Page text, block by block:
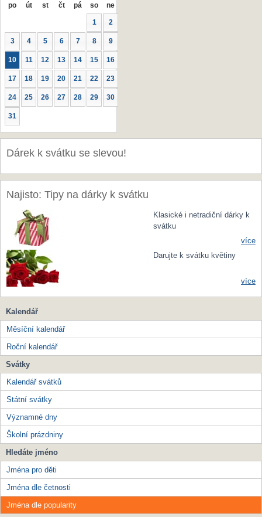
po út st čt pá so ne
1 2
3 4 5 6 7 8 9
10 11 12 13 14 15 16
17 18 19 20 21 22 23
24 25 26 27 28 29 30
31
Dárek k svátku se slevou!
Najisto: Tipy na dárky k svátku
Klasické i netradiční dárky k
svátku
více
Darujte k svátku květiny
více
Kalendář
Měsíční kalendář
Roční kalendář
Svátky
Kalendář svátků
Státní svátky
Významné dny
Školní prázdniny
Hledáte jméno
Jména pro děti
Jména dle četnosti
Jména dle popularity